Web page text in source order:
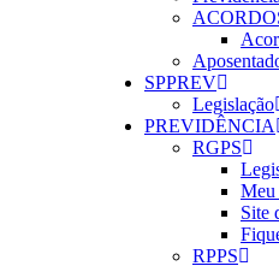
SPPREV
Legislação
PREVIDÊNCIA
RGPS
Meu
Site
RPPS